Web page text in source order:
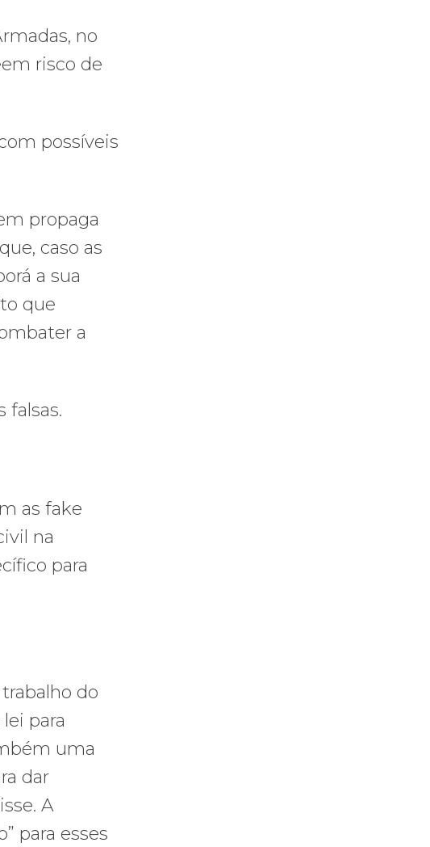
no
risco de
possíveis
propaga
caso as
a sua
que
a
falsas.
as fake
na
para
do
para
uma
dar
A
para esses